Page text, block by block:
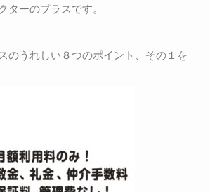
ターのプラスです。
のうれしい８つのポイント、その１を